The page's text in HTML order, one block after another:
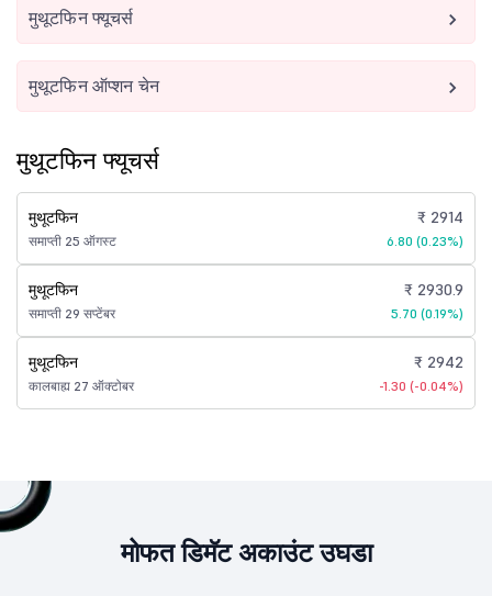
मुथूटफिन फ्यूचर्स
मुथूटफिन ऑप्शन चेन
मुथूटफिन फ्यूचर्स
मुथूटफिन
समाप्ती 25 ऑगस्ट
₹ 2914
6.80 (0.23%)
मुथूटफिन
समाप्ती 29 सप्टेंबर
₹ 2930.9
5.70 (0.19%)
मुथूटफिन
कालबाह्य 27 ऑक्टोबर
₹ 2942
-1.30 (-0.04%)
मोफत डिमॅट अकाउंट उघडा